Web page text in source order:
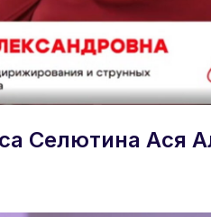
Селютина Ася